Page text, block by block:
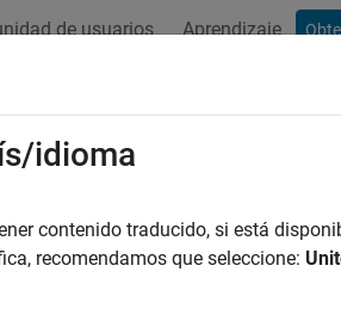
de usuarios Aprendizaje
idioma
contenido traducido, si está
recomendamos que seleccione: